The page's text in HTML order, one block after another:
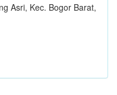
Asri, Kec. Bogor Barat,